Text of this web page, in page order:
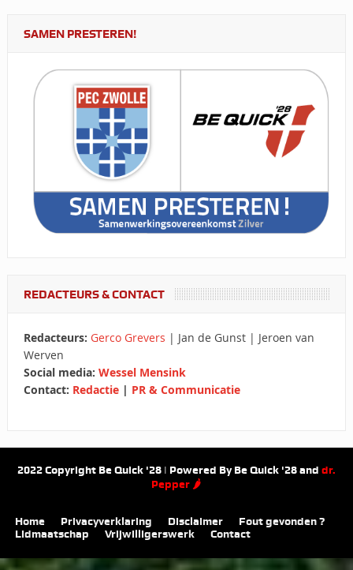
SAMEN PRESTEREN!
REDACTEURS & CONTACT
Redacteurs: Gerco Grevers | Jan de Gunst | Jeroen van
Werven
Social media: Wessel Mensink
Contact: Redactie| PR & Communicatie
2022 Copyright Be Quick '28 | Powered By Be Quick '28 and dr.
Pepper 🌶
Home Privacyverklaring Disclaimer
Fout gevonden ?
Lidmaatschap
Vrijwilligerswerk Contact